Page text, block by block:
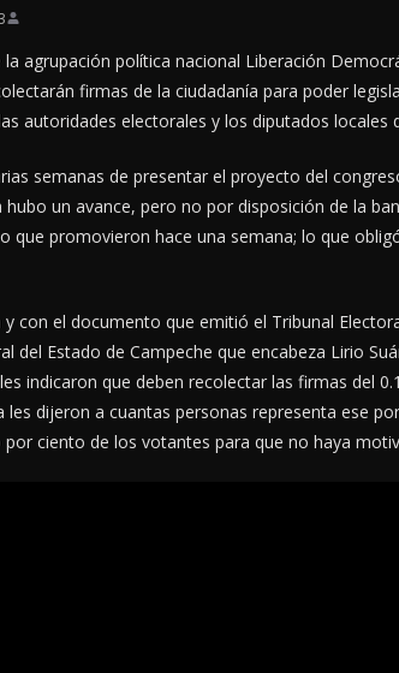
la agrupación política nacional Liberación
firmas de la ciudadanía para poder
autoridades electorales y los diputados locales
semanas de presentar el proyecto del
hubo un avance, pero no por disposición de la
que promovieron hace una semana; lo que
y con el documento que emitió el Tribunal
del Estado de Campeche que encabeza Lirio
indicaron que deben recolectar las firmas del
les dijeron a cuantas personas representa ese
ciento de los votantes para que no haya